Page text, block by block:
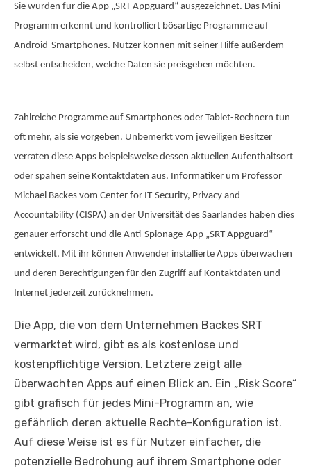
Sie wurden für die App „SRT Appguard“ ausgezeichnet. Das Mini-
Programm erkennt und kontrolliert bösartige Programme auf
Android-Smartphones. Nutzer können mit seiner Hilfe außerdem
selbst entscheiden, welche Daten sie preisgeben möchten.
Zahlreiche Programme auf Smartphones oder Tablet-Rechnern tun
oft mehr, als sie vorgeben. Unbemerkt vom jeweiligen Besitzer
verraten diese Apps beispielsweise dessen aktuellen Aufenthaltsort
oder spähen seine Kontaktdaten aus. Informatiker um Professor
Michael Backes vom Center for IT-Security, Privacy and
Accountability (CISPA) an der Universität des Saarlandes haben dies
genauer erforscht und die Anti-Spionage-App „SRT Appguard“
entwickelt. Mit ihr können Anwender installierte Apps überwachen
und deren Berechtigungen für den Zugriff auf Kontaktdaten und
Internet jederzeit zurücknehmen.
Die App, die von dem Unternehmen Backes SRT
vermarktet wird, gibt es als kostenlose und
kostenpflichtige Version. Letztere zeigt alle
überwachten Apps auf einen Blick an. Ein „Risk Score“
gibt grafisch für jedes Mini-Programm an, wie
gefährlich deren aktuelle Rechte-Konfiguration ist.
Auf diese Weise ist es für Nutzer einfacher, die
potenzielle Bedrohung auf ihrem Smartphone oder